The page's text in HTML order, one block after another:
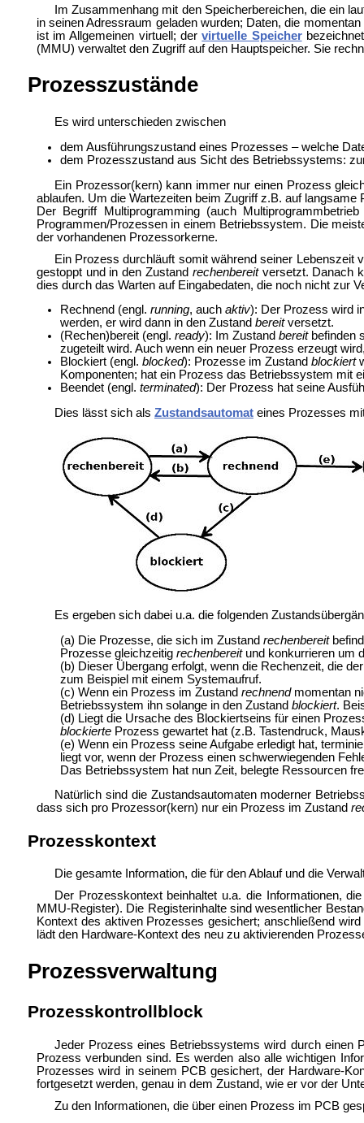
Im Zusammenhang mit den Speicherbereichen, die ein
in seinen Adressraum geladen wurden; Daten, die
ist im Allgemeinen virtuell; dervirtuelle Speicher
(MMU) verwaltet den Zugriff auf den Hauptspeicher. Sie
Prozesszustände
Es wird unterschieden zwischen
dem Ausführungszustand eines Prozesses – welche
dem Prozesszustand aus Sicht des Betriebssystems:
Ein Prozessor(kern) kann immer nur einen Prozess
ablaufen. Um die Wartezeiten beim Zugriff z.B. auf
Der Begriff Multiprogramming (auch
Programmen/Prozessen in einem Betriebssystem. Die
der vorhandenen Prozessorkerne.
Ein Prozess durchläuft somit während seiner
gestoppt und in den Zustand rechenbereitversetzt. Danach
dies durch das Warten auf Eingabedaten, die noch nicht zur
Rechnend (engl. running, auch aktiv): Der Prozess wird
werden, er wird dann in den Zustand bereitversetzt.
(Rechen)bereit (engl. ready): Im Zustand bereitbefinden
zugeteilt wird. Auch wenn ein neuer Prozess erzeugt
Blockiert (engl. blocked): Prozesse im Zustand blockiert
Komponenten; hat ein Prozess das Betriebssystem mit
Beendet (engl. terminated): Der Prozess hat seine
Dies lässt sich als Zustandsautomateines Prozesses
Es ergeben sich dabei u.a. die folgenden
(a) Die Prozesse, die sich im Zustand rechenbereit
Prozesse gleichzeitig rechenbereitund konkurrieren um
(b) Dieser Übergang erfolgt, wenn die Rechenzeit, die
zum Beispiel mit einem Systemaufruf.
(c) Wenn ein Prozess im Zustand rechnendmomentan
Betriebssystem ihn solange in den Zustand blockiert.
(d) Liegt die Ursache des Blockiertseins für einen
blockierteProzess gewartet hat (z.B. Tastendruck,
(e) Wenn ein Prozess seine Aufgabe erledigt hat,
liegt vor, wenn der Prozess einen schwerwiegenden
Das Betriebssystem hat nun Zeit, belegte Ressourcen
Natürlich sind die Zustandsautomaten moderner
dass sich pro Prozessor(kern) nur ein Prozess im Zustand
Prozesskontext
Die gesamte Information, die für den Ablauf und die
Der Prozesskontext beinhaltet u.a. die Informationen,
MMU-Register). Die Registerinhalte sind wesentlicher
Kontext des aktiven Prozesses gesichert; anschließend
lädt den Hardware-Kontext des neu zu aktivierenden
Prozessverwaltung
Prozesskontrollblock
Jeder Prozess eines Betriebssystems wird durch einen
Prozess verbunden sind. Es werden also alle wichtigen
Prozesses wird in seinem PCB gesichert, der Hardware-
fortgesetzt werden, genau in dem Zustand, wie er vor der
Zu den Informationen, die über einen Prozess im PCB